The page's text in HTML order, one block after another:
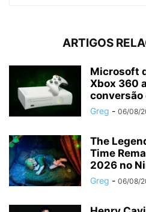
ARTIGOS
Microsoft
Xbox 360
Greg - 06/08/
The
Time
2026 no
Greg - 06/08/